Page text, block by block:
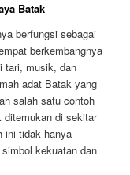
Batak
berfungsi sebagai
berkembangnya
tari, musik, dan
adat Batak yang
salah satu contoh
ditemukan di sekitar
ini tidak hanya
kekuatan dan